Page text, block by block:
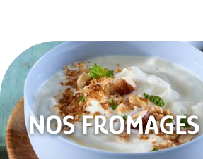
NOS